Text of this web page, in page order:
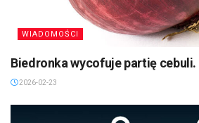
WIADOMOŚCI
Biedronka wycofuje partię
2026-02-23